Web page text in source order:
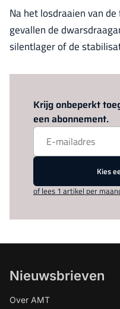
Na het losdraaien van
gevallen de
silentlager of de
Krijg onbeperkt
een abonnement.
Kies
of lees 1 artikel per
Nieuwsbrieven
Over AMT